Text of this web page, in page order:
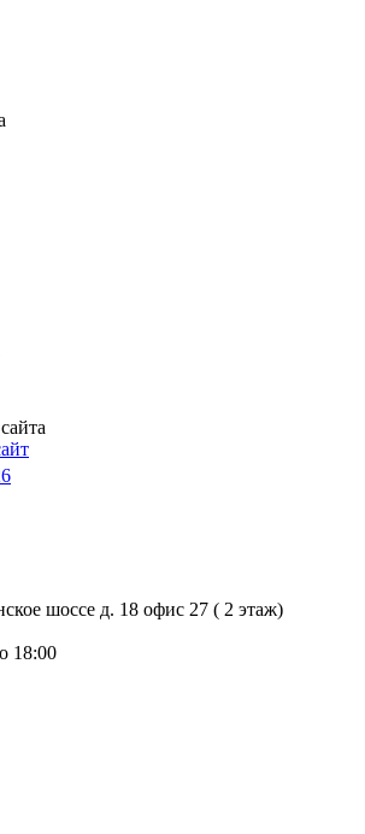
шоссе д. 18 офис 27 ( 2 этаж)
18:00